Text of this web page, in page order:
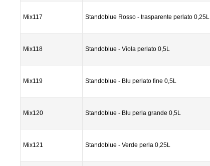
Mix117 Standoblue Rosso - trasparente perlato 0,25L
Mix118 Standoblue - Viola perlato 0,5L
Mix119 Standoblue - Blu perlato fine 0,5L
Mix120 Standoblue - Blu perla grande 0,5L
Mix121 Standoblue - Verde perla 0,25L